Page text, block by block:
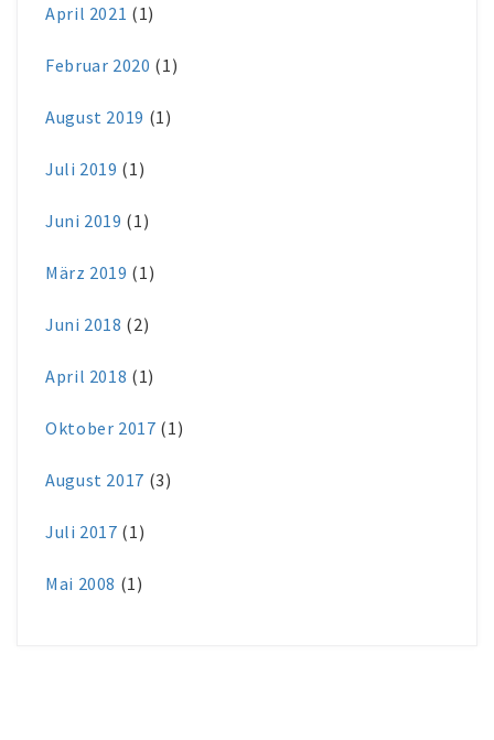
April 2021 (1)
Februar 2020 (1)
August 2019 (1)
Juli 2019 (1)
Juni 2019 (1)
März 2019 (1)
Juni 2018 (2)
April 2018 (1)
Oktober 2017 (1)
August 2017 (3)
Juli 2017 (1)
Mai 2008 (1)